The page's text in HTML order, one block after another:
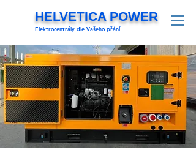
Elektrocentrály dle Vašeho přání
HELVETICA POWER